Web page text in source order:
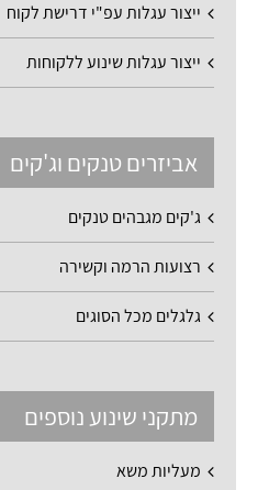
ייצור עגלות עפ"י דרישת לקוח
ייצור עגלות שינוע ללקוחות
אביזרים טנקים וג'קים
ג'קים מגבהים טנקים
רצועות הרמה וקשירה
גלגלים מכל הסוגים
מתקני שינוע נוספים
מעליות משא